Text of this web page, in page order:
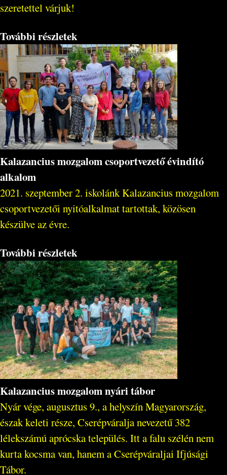
szeretettel várjuk!
További részletek
Kalazancius mozgalom csoportvezető évindító
alkalom
2021. szeptember 2. iskolánk Kalazancius mozgalom
csoportvezetői nyitóalkalmat tartottak, közösen
készülve az évre.
További részletek
Kalazancius mozgalom nyári tábor
Nyár vége, augusztus 9., a helyszín Magyarország,
észak keleti része, Cserépváralja nevezetű 382
lélekszámú aprócska település. Itt a falu szélén nem
kurta kocsma van, hanem a Cserépváraljai Ifjúsági
Tábor.